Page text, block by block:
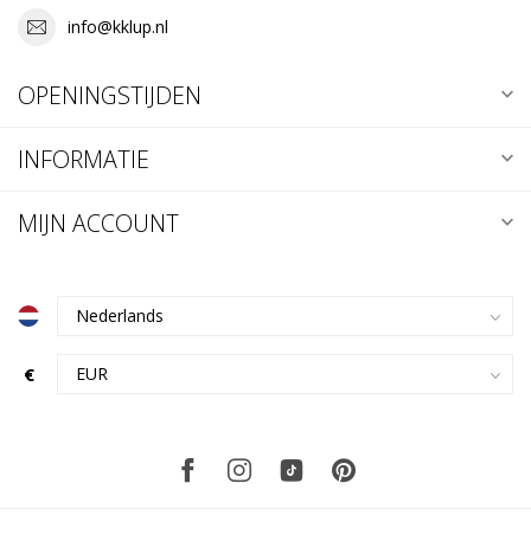
info@kklup.nl
OPENINGSTIJDEN
INFORMATIE
MIJN ACCOUNT
€